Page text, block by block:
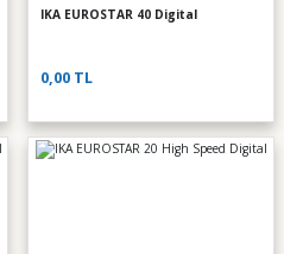
IKA EUROSTAR 40 Digital
0,00 TL